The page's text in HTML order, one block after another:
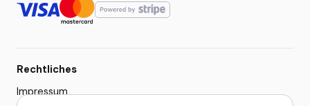
Rechtliches
Impressum